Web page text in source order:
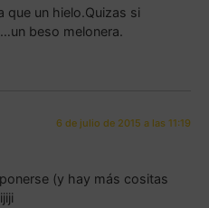
que un hielo.Quizas si
beso melonera.
6 de julio de 2015 a las 11:19
(y hay más cositas